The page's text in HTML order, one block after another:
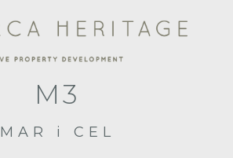
M3
MAR i CEL